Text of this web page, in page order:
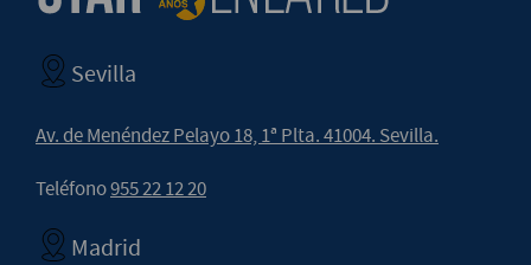
Sevilla
Av. de Menéndez Pelayo 18, 1ª Plta. 41004. Sevilla.
Teléfono955 22 12 20
Madrid